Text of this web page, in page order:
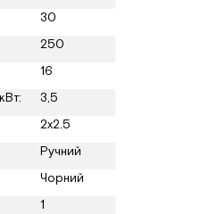
30
250
16
3,5
2х2.5
Ручний
Чорний
1